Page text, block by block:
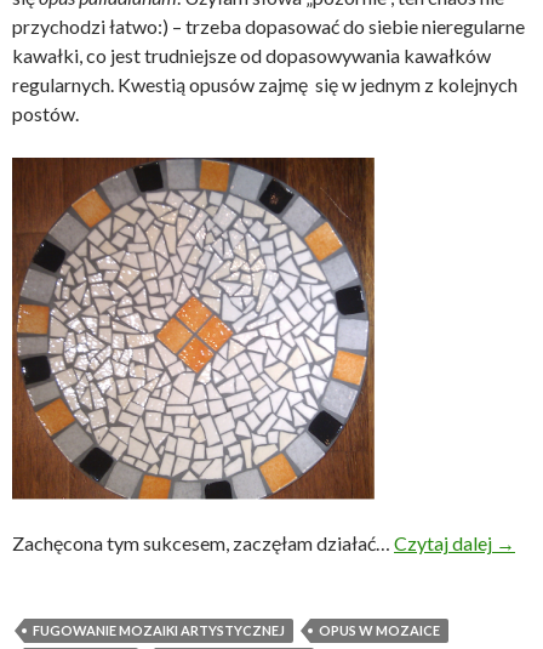
przychodzi łatwo:) – trzeba dopasować do siebie nieregularne
kawałki, co jest trudniejsze od dopasowywania kawałków
regularnych. Kwestią opusów zajmę się w jednym z kolejnych
postów.
Zachęcona tym sukcesem, zaczęłam działać… Czytaj dalej →
FUGOWANIE MOZAIKI ARTYSTYCZNEJ
OPUS W MOZAICE